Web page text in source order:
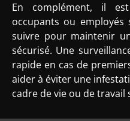
En complément, il
occupants ou
suivre pour maintenir
sécurisé. Une
rapide en cas de
aider à éviter une
cadre de vie ou de travail